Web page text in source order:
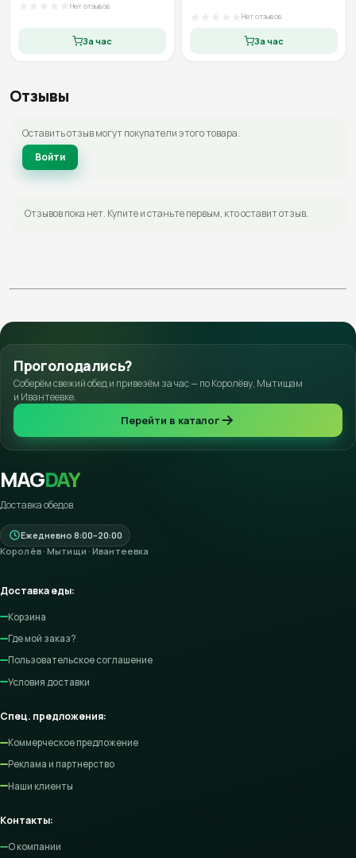
Нет отзывов
За час
Нет отзывов
За час
Отзывы
Оставить отзыв могут покупатели этого товара.
Войти
Отзывов пока нет. Купите и станьте первым, кто оставит отзыв.
Проголодались?
Соберём свежий обед и привезём за час — по Королёву, Мытищам
и Ивантеевке.
Перейти в каталог
MAGDAY
Доставка обедов
Ежедневно 8:00–20:00
Королёв · Мытищи · Ивантеевка
Доставка еды:
Корзина
Где мой заказ?
Пользовательское соглашение
Условия доставки
Спец. предложения:
Коммерческое предложение
Реклама и партнерство
Наши клиенты
Контакты:
О компании